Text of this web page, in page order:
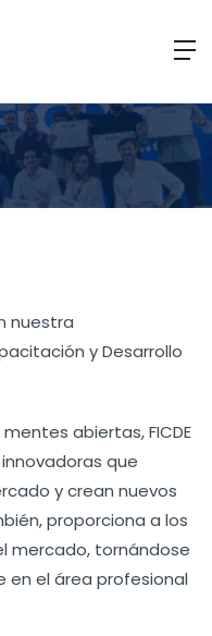
nuestra
y Desarrollo
abiertas, FICDE
que
y crean nuevos
proporciona a los
mercado, tornándose
el área profesional